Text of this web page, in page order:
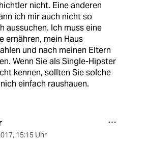
nicht. Eine anderen
ich mir auch nicht so
aussuchen. Ich muss eine
ernähren, mein Haus
und nach meinen Eltern
Wenn Sie als Single-Hipster
kennen, sollten Sie solche
einfach raushauen.
, 15:15 Uhr